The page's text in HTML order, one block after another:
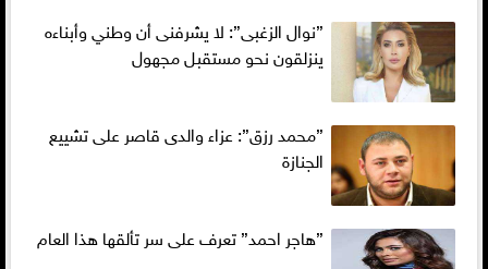
”نوال الزغبى”: لا يشرفنى أن وطني وأبناءه
ينزلقون نحو مستقبل مجهول
”محمد رزق”: عزاء والدى قاصر على تشييع
الجنازة
”هاجر احمد” تعرف على سر تألقها هذا العام